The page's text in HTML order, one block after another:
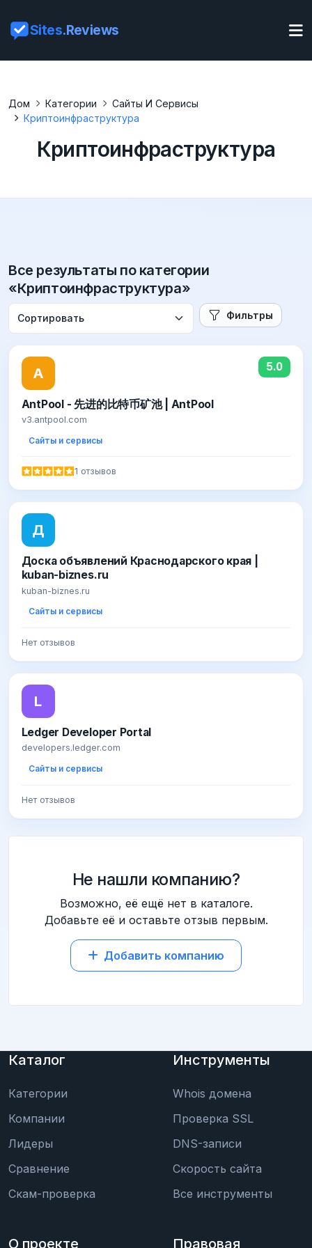
Sites.Reviews
Дом Категории
Сайты И Сервисы
Криптоинфраструктура
Криптоинфраструктура
Все результаты по категории
«Криптоинфраструктура»
Фильтры
A 5.0
AntPool - 先进的比特币矿池 | AntPool
v3.antpool.com
Сайты и сервисы
1 отзывов
Д
Доска объявлений Краснодарского края |
kuban-biznes.ru
kuban-biznes.ru
Сайты и сервисы
Нет отзывов
L
Ledger Developer Portal
developers.ledger.com
Сайты и сервисы
Нет отзывов
Не нашли компанию?
Возможно, её ещё нет в каталоге.
Добавьте её и оставьте отзыв первым.
Добавить компанию
Каталог
Категории
Компании
Лидеры
Сравнение
Скам-проверка
Инструменты
Whois домена
Проверка SSL
DNS-записи
Скорость сайта
Все инструменты
О проекте Правовая